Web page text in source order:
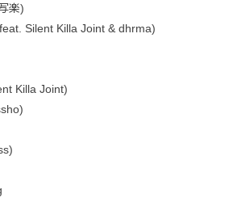
楽)
Silent Killa Joint & dhrma)
Killa Joint)